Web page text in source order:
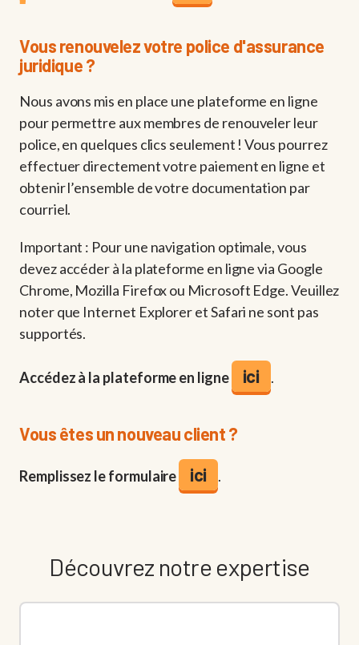
Vous renouvelez votre police d'assurance
juridique ?
Nous avons mis en place une plateforme en ligne
pour permettre aux membres de renouveler leur
police, en quelques clics seulement ! Vous pourrez
effectuer directement votre paiement en ligne et
obtenir l’ensemble de votre documentation par
courriel.
Important : Pour une navigation optimale, vous
devez accéder à la plateforme en ligne via Google
Chrome, Mozilla Firefox ou Microsoft Edge. Veuillez
noter que Internet Explorer et Safari ne sont pas
supportés.
Accédez à la plateforme en ligne ici .
Vous êtes un nouveau client ?
Remplissez le formulaire ici .
Découvrez notre expertise